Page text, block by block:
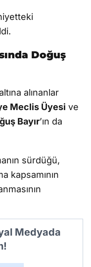
Doğuş
alınanlar
Meclis Üyesi ve
Bayır’ın da
sürdüğü,
kapsamının
Medyada